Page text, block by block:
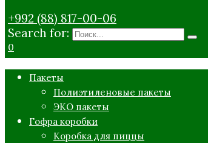
+992 (88) 817-00-06
Search for:
0
Пакеты
Полиэтиленовые пакеты
ЭКО пакеты
Гофра коробки
Коробка для пиццы